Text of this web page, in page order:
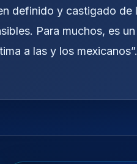
definido y castigado de
Para muchos, es un
a las y los mexicanos”.